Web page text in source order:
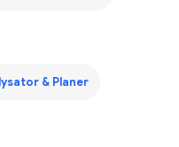
& Planer